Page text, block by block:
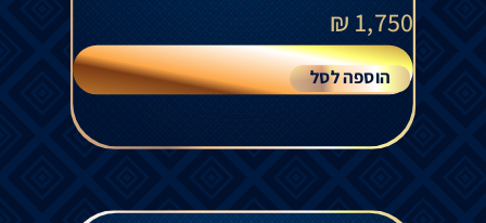
1,750
₪
הוספה לסל